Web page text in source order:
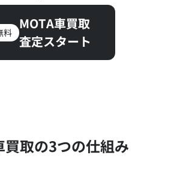
料
MOTA車買取
査定スタート
買取の3つの仕組み